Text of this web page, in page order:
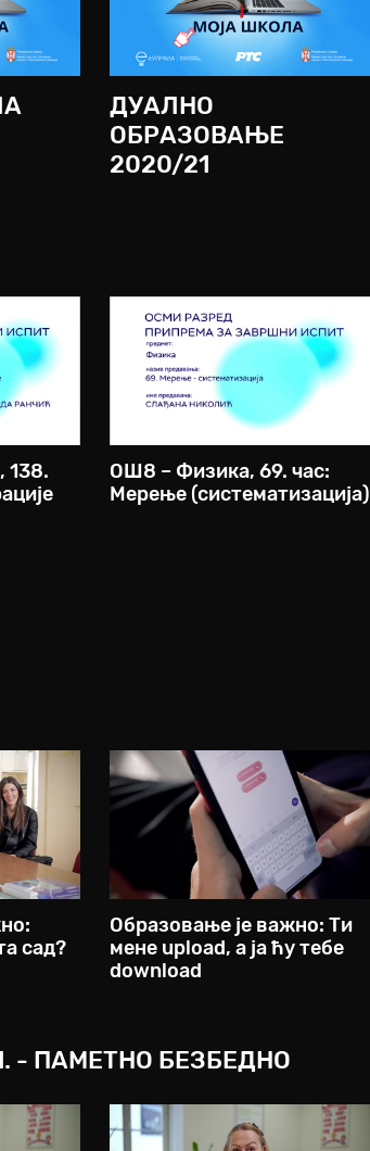
ДУАЛНО
ОБРАЗОВАЊЕ
2020/21
138.
ОШ8 – Физика, 69. час:
Мерење (систематизација)
сад?
Образовање је важно: Ти
мене upload, а ја ћу тебе
download
- ПАМЕТНО БЕЗБЕДНО